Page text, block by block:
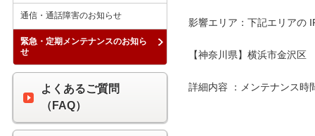
影響エリア：下記エリアの
【神奈川県】横浜市金沢区
詳細内容 ：メンテナンス時
通信・通話障害のお知らせ
緊急・定期メンテナンスのお知ら
せ
よくあるご質問
（FAQ）